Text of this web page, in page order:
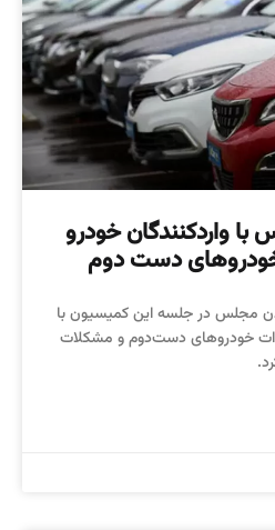
واردکنندگان خودرو
دست دوم
مجلس در جلسه این کمیسیون با
خودروهای دست‌دوم و مشکلات